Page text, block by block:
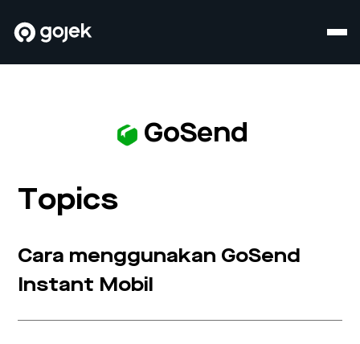
GoSend
Topics
Cara menggunakan GoSend
Instant Mobil